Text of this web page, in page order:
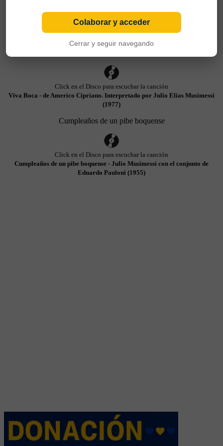
Click en el Disco para escuchar la canción
Viva Boca - de Americo Cipriano. Interpretado por Julio Elías Musimessi
Click en el Disco para escuchar la canción
Viva Boca - de Americo Cipriano. Interpretado por Julio Elías Musimessi
(1977)
Cumpleaños de un pibe boquense
Click en el Disco para escuchar la canción
Cumpleaños de un pibe boquense - Julio Musimessi con el conjunto de
Eduardo Pauloni (1955)
Colaborar y acceder
Cerrar y seguir navegando